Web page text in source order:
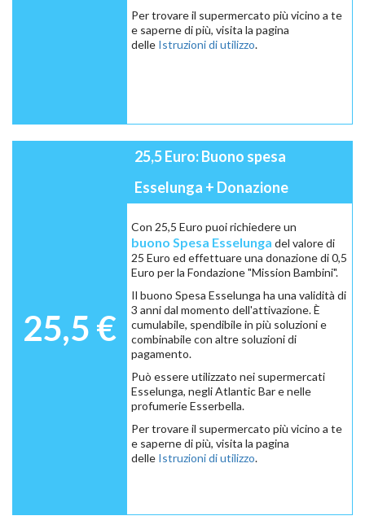
Per trovare il supermercato più vicino a te
e saperne di più, visita la pagina
delle Istruzioni di utilizzo.
25,5 €
25,5 Euro: Buono spesa
Esselunga + Donazione
Con 25,5 Euro puoi richiedere un
buono Spesa Esselunga del valore di
25 Euro ed effettuare una donazione di 0,5
Euro per la Fondazione "Mission Bambini".
Il buono Spesa Esselunga ha una validità di
3 anni dal momento dell'attivazione. È
cumulabile, spendibile in più soluzioni e
combinabile con altre soluzioni di
pagamento.
Può essere utilizzato nei supermercati
Esselunga, negli Atlantic Bar e nelle
profumerie Esserbella.
Per trovare il supermercato più vicino a te
e saperne di più, visita la pagina
delle Istruzioni di utilizzo.